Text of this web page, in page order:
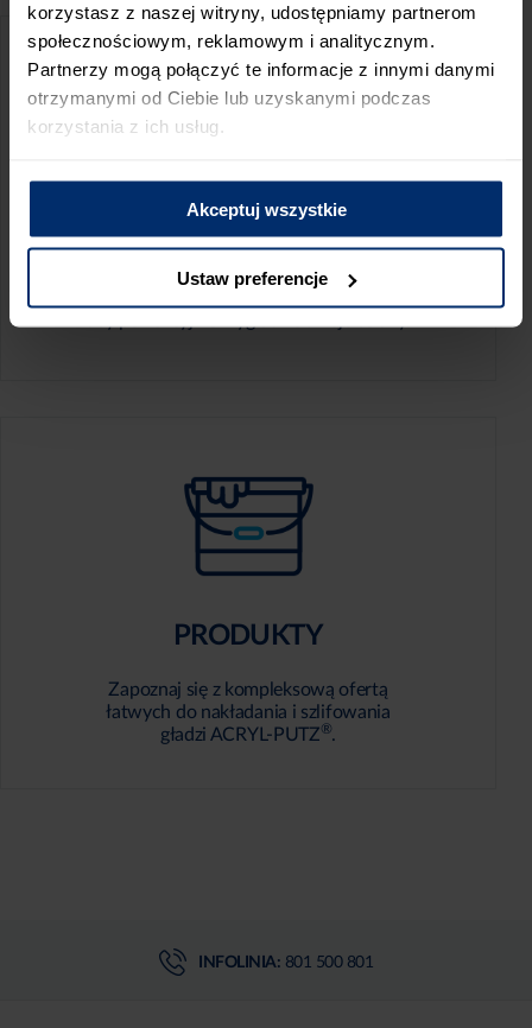
korzystasz z naszej witryny, udostępniamy partnerom
społecznościowym, reklamowym i analitycznym.
Partnerzy mogą połączyć te informacje z innymi danymi
otrzymanymi od Ciebie lub uzyskanymi podczas
korzystania z ich usług.
Akceptuj wszystkie
Ustaw preferencje
KALKULATOR ZUŻYCIA
PRODUKTY
Zapoznaj się z kompleksową ofertą
łatwych do nakładania i szlifowania
gładzi ACRYL-PUTZ®.
INFOLINIA: 801 500 801